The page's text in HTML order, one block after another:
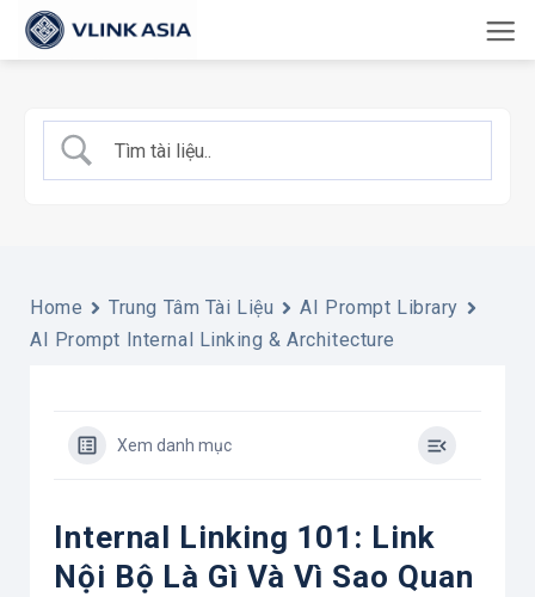
qua
dung
Home Trung Tâm Tài Liệu
AI Prompt Library
AI Prompt Internal Linking & Architecture
Xem danh mục
Internal Linking 101: Link
Nội Bộ Là Gì Và Vì Sao Quan